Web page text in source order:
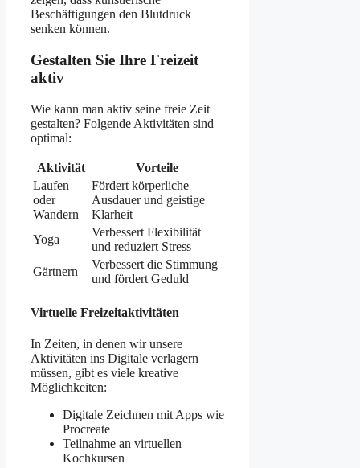
Beschäftigungen den Blutdruck
senken können.
Gestalten Sie Ihre Freizeit
aktiv
Wie kann man aktiv seine freie Zeit
gestalten? Folgende Aktivitäten sind
optimal:
Aktivität
Vorteile
Laufen
oder
Wandern
Fördert körperliche
Ausdauer und geistige
Klarheit
Yoga
Verbessert Flexibilität
und reduziert Stress
Gärtnern
Verbessert die Stimmung
und fördert Geduld
Virtuelle Freizeitaktivitäten
In Zeiten, in denen wir unsere
Aktivitäten ins Digitale verlagern
müssen, gibt es viele kreative
Möglichkeiten:
Digitale Zeichnen mit Apps wie
Procreate
Teilnahme an virtuellen
Kochkursen